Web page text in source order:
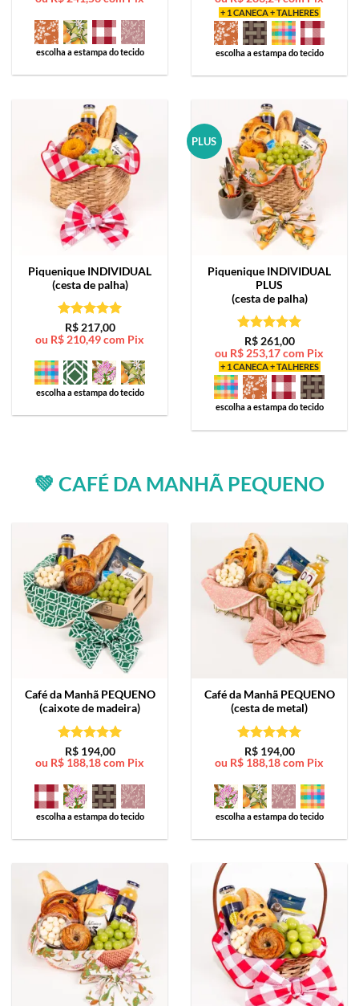
escolha a estampa do tecido
+ 1 CANECA + TALHERES
escolha a estampa do tecido
Piquenique INDIVIDUAL
(cesta de palha)
Avaliação5
de 5
R$217,00
ou R$ 210,49com Pix
escolha a estampa do tecido
PLUS
Piquenique INDIVIDUAL
PLUS
(cesta de palha)
Avaliação5
de 5
R$261,00
ou R$ 253,17com Pix
+ 1 CANECA + TALHERES
escolha a estampa do tecido
💚 CAFÉ DA MANHÃ PEQUENO
Café da Manhã PEQUENO
(caixote de madeira)
Avaliação5
de 5
R$194,00
ou R$ 188,18com Pix
escolha a estampa do tecido
Café da Manhã PEQUENO
(cesta de metal)
Avaliação5
de 5
R$194,00
ou R$ 188,18com Pix
escolha a estampa do tecido